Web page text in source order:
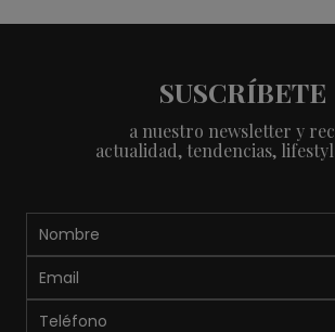
SUSCRÍBETE
a nuestro newsletter y
actualidad, tendencias,